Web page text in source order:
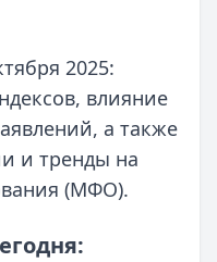
2025:
влияние
а также
и тренды на
(МФО).